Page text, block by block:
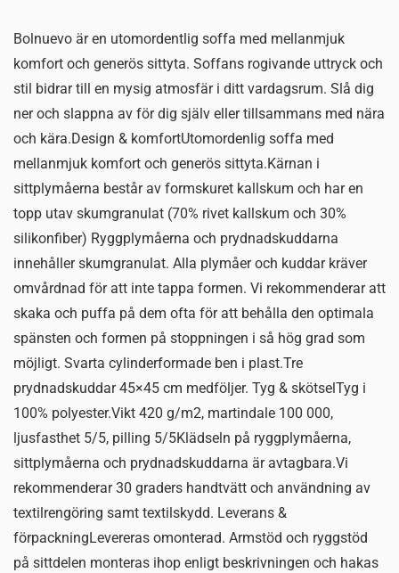
Bolnuevo är en utomordentlig soffa med mellanmjuk
komfort och generös sittyta. Soffans rogivande uttryck och
stil bidrar till en mysig atmosfär i ditt vardagsrum. Slå dig
ner och slappna av för dig själv eller tillsammans med nära
och kära.Design & komfortUtomordenlig soffa med
mellanmjuk komfort och generös sittyta.Kärnan i
sittplymåerna består av formskuret kallskum och har en
topp utav skumgranulat (70% rivet kallskum och 30%
silikonfiber) Ryggplymåerna och prydnadskuddarna
innehåller skumgranulat. Alla plymåer och kuddar kräver
omvårdnad för att inte tappa formen. Vi rekommenderar att
skaka och puffa på dem ofta för att behålla den optimala
spänsten och formen på stoppningen i så hög grad som
möjligt. Svarta cylinderformade ben i plast.Tre
prydnadskuddar 45×45 cm medföljer. Tyg & skötselTyg i
100% polyester.Vikt 420 g/m2, martindale 100 000,
ljusfasthet 5/5, pilling 5/5Klädseln på ryggplymåerna,
sittplymåerna och prydnadskuddarna är avtagbara.Vi
rekommenderar 30 graders handtvätt och användning av
textilrengöring samt textilskydd. Leverans &
förpackningLevereras omonterad. Armstöd och ryggstöd
på sittdelen monteras ihop enligt beskrivningen och hakas